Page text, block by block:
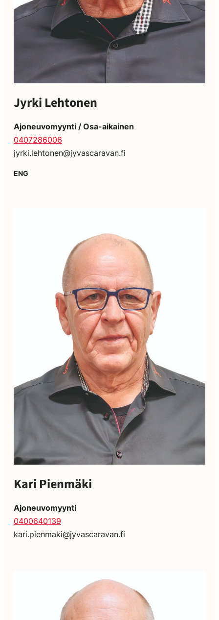
Jyrki Lehtonen
Ajoneuvomyynti / Osa-aikainen
0407286006
jyrki.lehtonen@jyvascaravan.fi
ENG
Kari Pienmäki
Ajoneuvomyynti
0400640139
kari.pienmaki@jyvascaravan.fi